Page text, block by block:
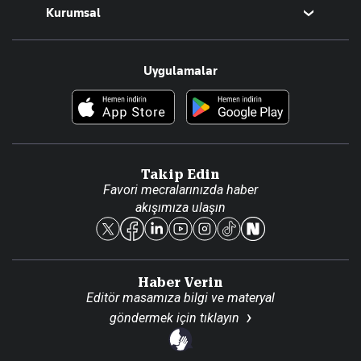
Teknoloji
Resmî Ilanlar
Foto Haber
Kurumsal
Hakkımızda
Künye
Reklam Ver
Uygulamalar
Takip Edin
Favori mecralarınızda haber
akışımıza ulaşın
Haber Verin
Editör masamıza bilgi ve materyal
göndermek için tıklayın